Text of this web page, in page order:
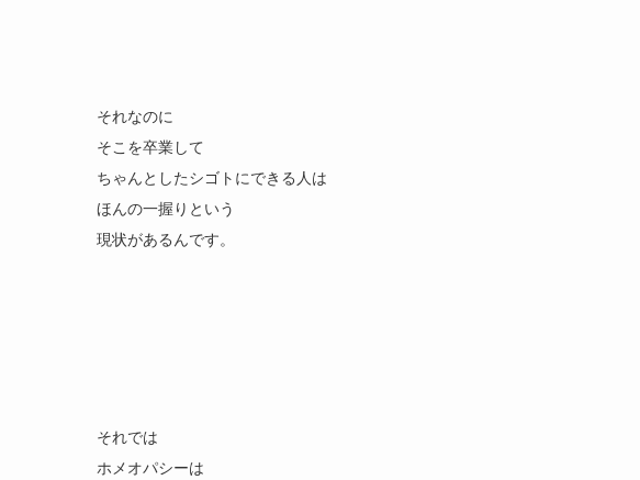
それなのに
そこを卒業して
ちゃんとしたシゴトにできる人は
ほんの一握りという
現状があるんです。
それでは
ホメオパシーは